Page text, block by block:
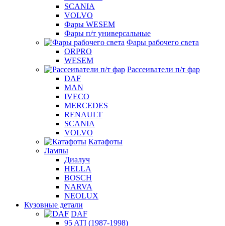
SCANIA
VOLVO
Фары WESEM
Фары п/т универсальные
Фары рабочего света
ORPRO
WESEM
Рассеиватели п/т фар
DAF
MAN
IVECO
MERCEDES
RENAULT
SCANIA
VOLVO
Катафоты
Лампы
Диалуч
HELLA
BOSCH
NARVA
NEOLUX
Кузовные детали
DAF
95 ATI (1987-1998)